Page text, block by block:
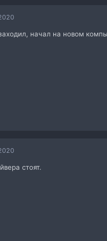
начал на новом
стоят.